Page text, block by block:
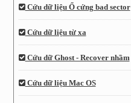
Cứu dữ liệu Ổ cứng bad sector
Cứu dữ liệu từ xa
Cứu dữ Ghost - Recover nhầm
Cứu dữ liệu Mac OS